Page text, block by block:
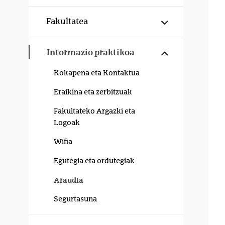
Fakultatea Erakutsi/
Informazio praktikoa Erakutsi/
Kokapena eta Kontaktua
Eraikina eta zerbitzuak
Fakultateko Argazki eta
Logoak
Wifia
Egutegia eta ordutegiak
Araudia
Segurtasuna